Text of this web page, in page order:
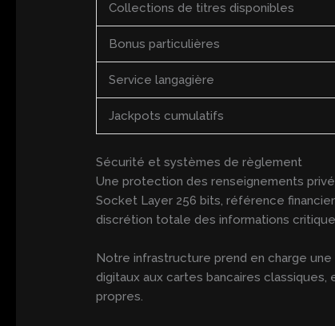
Collections de titres disponibles
Bonus particulières
Service langagière
Jackpots cumulatifs
Sécurité et systèmes de règlement
Une protection des renseignements
Socket Layer 256 bits, référence
discrétion totale des informations
Notre infrastructure prend en charge
digitaux aux cartes bancaires
propres.